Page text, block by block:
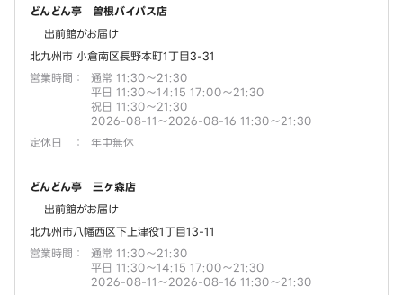
どんどん亭 曽根バイパス店
出前館がお届け
北九州市 小倉南区長野本町1丁目3-31
営業時間 ：
通常 11:30～21:30
平日 11:30～14:15 17:00～21:30
祝日 11:30～21:30
2026-08-11～2026-08-16 11:30～21:30
定休日
： 年中無休
どんどん亭 三ヶ森店
出前館がお届け
北九州市八幡西区下上津役1丁目13-11
営業時間 ：
通常 11:30～21:30
平日 11:30～14:15 17:00～21:30
2026-08-11～2026-08-16 11:30～21:30